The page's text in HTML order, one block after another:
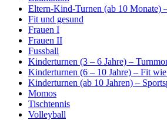
Eltern-Kind-Turnen (ab 10 Monate)
Fit und gesund
Frauen I
Frauen II
Fussball
Kinderturnen (3 – 6 Jahre) –
Kinderturnen (6 – 10 Jahre) – Fit
Kinderturnen (ab 10 Jahren) –
Momos
Tischtennis
Volleyball